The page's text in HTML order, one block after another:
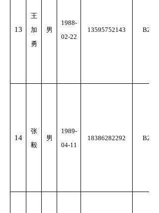
13
王
加
勇
男
1988-
02-22
13595752143 B2
14
张
毅
男
1989-
04-11
18386282292 B2